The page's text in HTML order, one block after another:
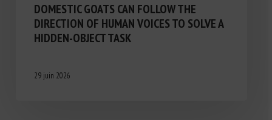
DOMESTIC GOATS CAN FOLLOW THE
DIRECTION OF HUMAN VOICES TO SOLVE A
HIDDEN-OBJECT TASK
29 juin 2026